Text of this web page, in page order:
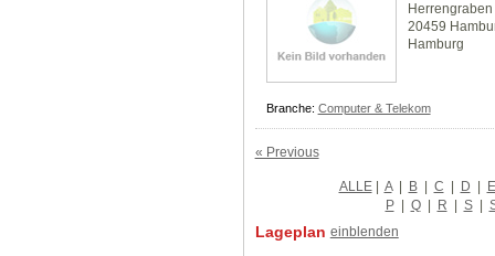
20459
Hamburg
Branche: Computer & Telekom
« Previous
ALLE| A | B | C | D | E
P | Q | R | S |
Lageplan einblenden